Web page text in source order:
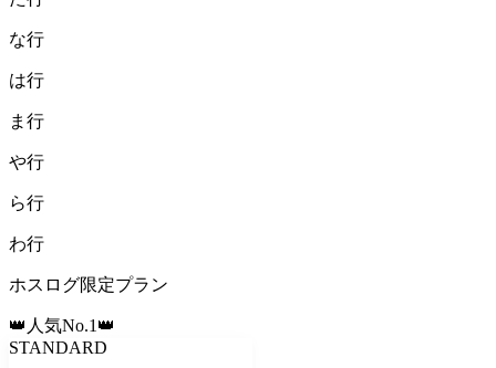
な行
は行
ま 行
や行
ら行
わ行
ホスログ限定プラン
👑人気No.1👑
STANDARD